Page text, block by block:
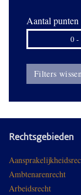
Aantal punten
0 -
Filters
Rechtsgebieden
Ambtenarenrecht
Arbeidsrecht